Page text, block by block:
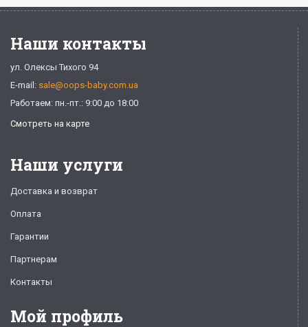
Наши контакты
ул. Олексы Тихого 94
E-mail: sale@oops-baby.com.ua
Работаем: пн.-пт.: 9:00 до 18:00
Смотреть на карте
Наши услуги
Доставка и возврат
Оплата
Гарантии
Партнерам
Контакты
Мой профиль